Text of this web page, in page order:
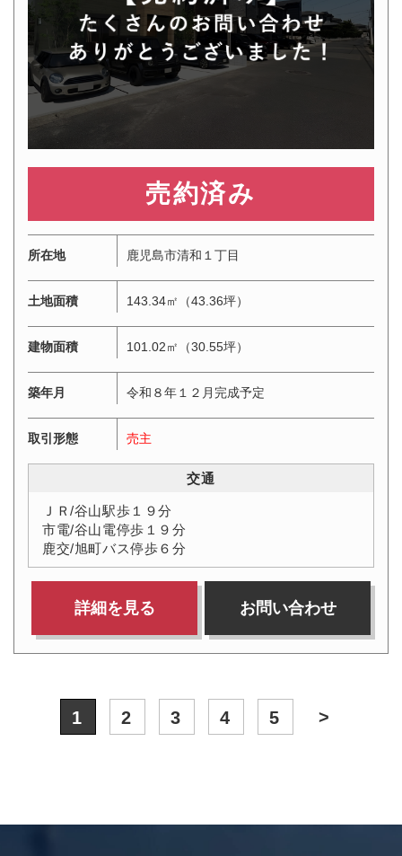
3,490万円
所在地 鹿児島市清和１丁目
土地面積 143.34㎡（43.36坪）
建物面積 101.02㎡（30.55坪）
築年月 令和８年１２月完成予定
取引形態 売主
交通
ＪＲ/谷山駅歩１９分
市電/谷山電停歩１９分
鹿交/旭町バス停歩６分
詳細を見る お問い合わせ
1 2 3 4 5 >